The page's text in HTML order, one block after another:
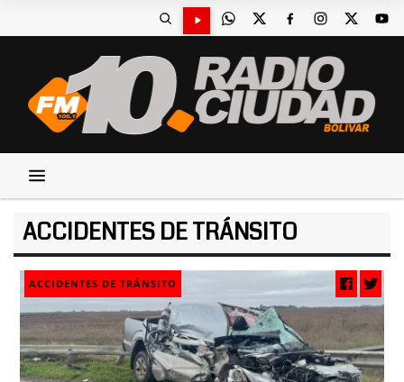
ACCIDENTES DE TRÁNSITO
ACCIDENTES DE TRÁNSITO